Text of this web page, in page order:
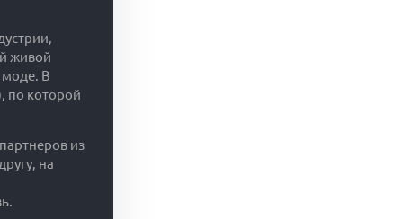
живой
моде. В
по которой
из
на